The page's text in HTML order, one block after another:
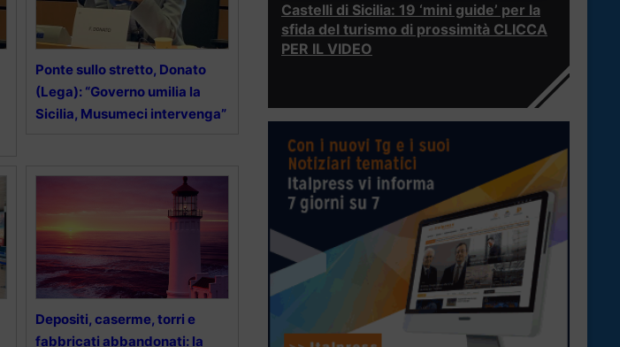
Ponte sullo stretto, Donato
(Lega): “Governo umilia la
Sicilia, Musumeci intervenga”
Depositi, caserme, torri e
fabbricati abbandonati: la
Castelli di Sicilia: 19 ‘mini guide’ per la
sfida del turismo di prossimità CLICCA
PER IL VIDEO